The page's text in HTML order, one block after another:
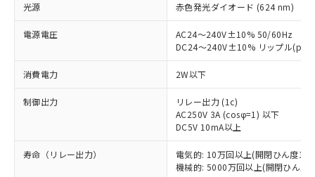
光源 赤色発光ダイオード (624 nm)
電源電圧
AC24～240V±10% 50/60Hz
DC24～240V±10% リップル(p-
消費電力 2W以下
制御出力
リレー出力 (1c)
AC250V 3A (cosφ=1) 以下
DC5V 10mA以上
寿命（リレー出力）
電気的: 10万回以上(開閉ひん度
機械的: 5000万回以上(開閉ひん度